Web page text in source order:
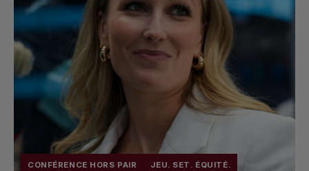
CONFÉRENCE HORS PAIR JEU. SET. ÉQUITÉ.